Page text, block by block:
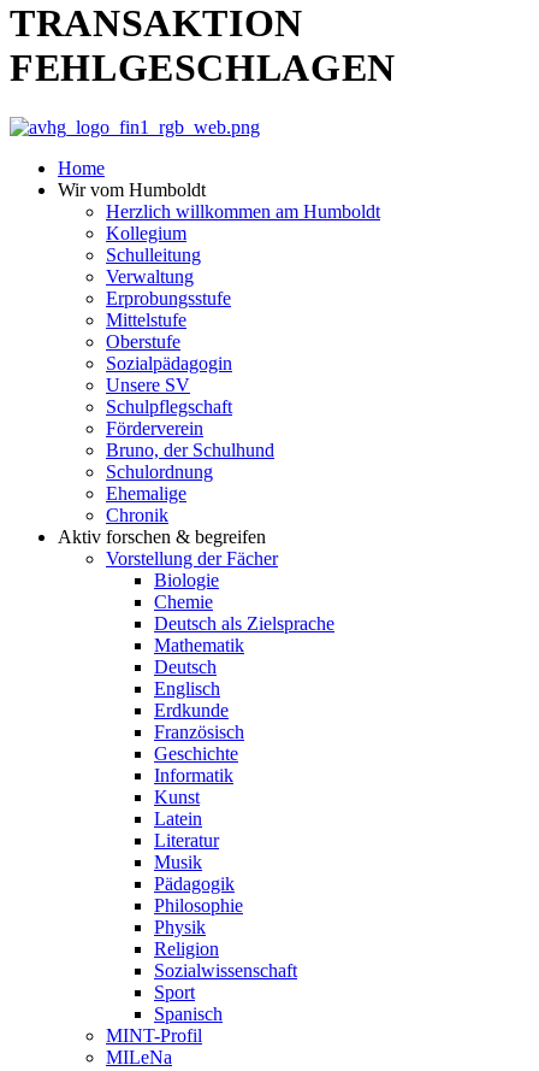
TRANSAKTION
FEHLGESCHLAGEN
Home
Wir vom Humboldt
Herzlich willkommen am Humboldt
Kollegium
Schulleitung
Verwaltung
Erprobungsstufe
Mittelstufe
Oberstufe
Sozialpädagogin
Unsere SV
Schulpflegschaft
Förderverein
Bruno, der Schulhund
Schulordnung
Ehemalige
Chronik
Aktiv forschen & begreifen
Vorstellung der Fächer
Biologie
Chemie
Deutsch als Zielsprache
Mathematik
Deutsch
Englisch
Erdkunde
Französisch
Geschichte
Informatik
Kunst
Latein
Literatur
Musik
Pädagogik
Philosophie
Physik
Religion
Sozialwissenschaft
Sport
Spanisch
MINT-Profil
MILeNa